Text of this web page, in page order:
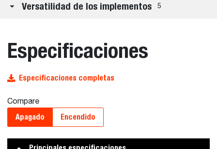
Versatilidad de los implementos 5
Especificaciones
Especificaciones completas
Compare
Apagado Encendido